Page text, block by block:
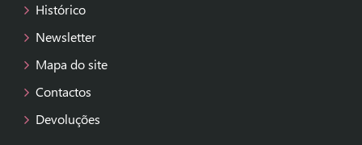
Histórico
Newsletter
Mapa do site
Contactos
Devoluções